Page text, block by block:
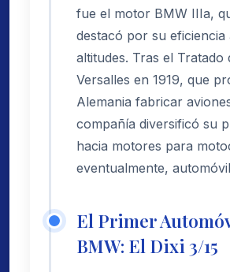
fue el motor BMW IIIa,
destacó por su eficiencia
altitudes. Tras el Tratado
Versalles en 1919, que
Alemania fabricar
compañía diversificó su
hacia motores para
eventualmente,
El Primer
BMW: El Dixi 3/15